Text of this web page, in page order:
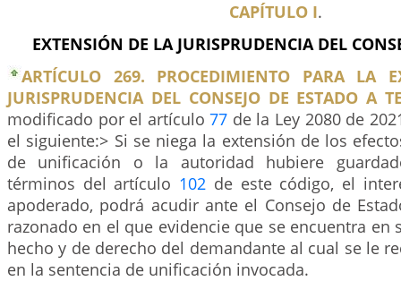
CAPÍTULO I.
EXTENSIÓN DE LA JURISPRUDENCIA DEL
ARTÍCULO 269. PROCEDIMIENTO PARA LA
JURISPRUDENCIA DEL CONSEJO DE ESTADO A
modificado por el artículo77 de la Ley 2080 de
el siguiente:> Si se niega la extensión de los
de unificación o la autoridad hubiere
términos del artículo 102 de este código, el
apoderado, podrá acudir ante el Consejo de
razonado en el que evidencie que se encuentra en
hecho y de derecho del demandante al cual se le
en la sentencia de unificación invocada.